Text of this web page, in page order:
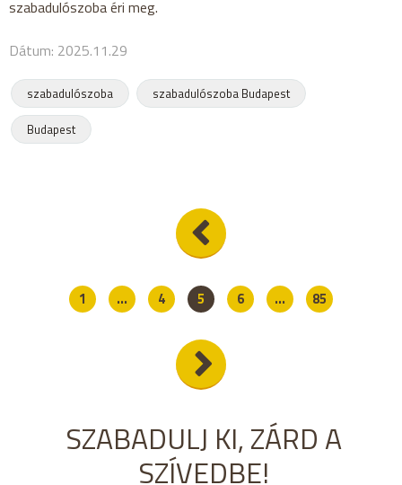
szabadulószoba éri meg.
Dátum: 2025.11.29
szabadulószoba
szabadulószoba Budapest
Budapest
1 ... 4 5 6 ... 85
SZABADULJ KI, ZÁRD A
SZÍVEDBE!